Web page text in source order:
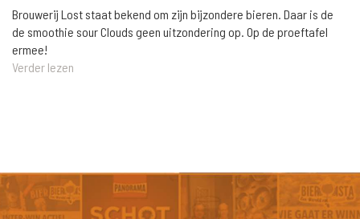
Brouwerij Lost staat bekend om zijn bijzondere bieren. Daar is de
de smoothie sour Clouds geen uitzondering op. Op de proeftafel
ermee!
Verder lezen